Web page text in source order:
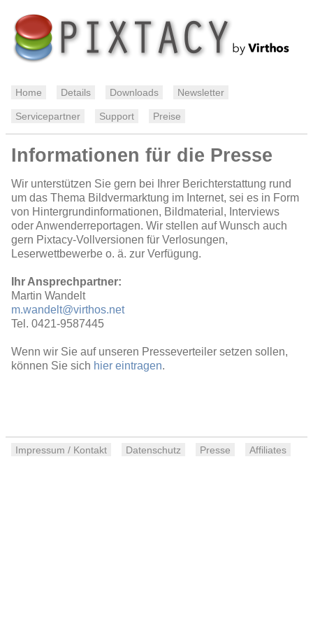
Home Details Downloads Newsletter
Servicepartner Support Preise
Informationen für die Presse
Wir unterstützen Sie gern bei Ihrer Berichterstattung rund
um das Thema Bildvermarktung im Internet, sei es in Form
von Hintergrundinformationen, Bildmaterial, Interviews
oder Anwenderreportagen. Wir stellen auf Wunsch auch
gern Pixtacy-Vollversionen für Verlosungen,
Leserwettbewerbe o. ä. zur Verfügung.
Ihr Ansprechpartner:
Martin Wandelt
m.wandelt@virthos.net
Tel. 0421-9587445
Wenn wir Sie auf unseren Presseverteiler setzen sollen,
können Sie sich hier eintragen.
Impressum / Kontakt Datenschutz Presse Affiliates